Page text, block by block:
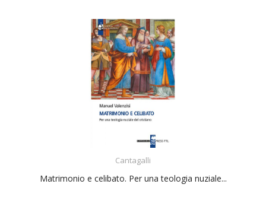
Cantagalli
Matrimonio e celibato. Per una teologia nuziale...